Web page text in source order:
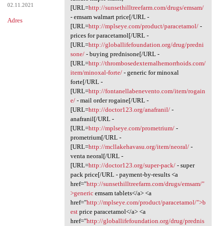
02.11.2021
Adres
[URL=http://sunsethilltreefarm.com/drugs/emsam/
- emsam walmart price[/URL -
[URL=http://mplseye.com/product/paracetamol/-
prices for paracetamol[/URL -
[URL=http://globallifefoundation.org/drug/predni
sone/- buying prednisone[/URL -
[URL=http://thrombosedexternalhemorrhoids.com/
item/minoxal-forte/- generic for minoxal
forte[/URL -
[URL=http://fontanellabenevento.com/item/rogain
e/- mail order rogaine[/URL -
[URL=http://doctor123.org/anafranil/-
anafranil[/URL -
[URL=http://mplseye.com/prometrium/-
prometrium[/URL -
[URL=http://mcllakehavasu.org/item/neoral/-
venta neoral[/URL -
[URL=http://doctor123.org/super-pack/- super
pack price[/URL - payment-by-results <a
href="http://sunsethilltreefarm.com/drugs/emsam/"
>genericemsam tablets</a> <a
href="http://mplseye.com/product/paracetamol/">b
estprice paracetamol</a> <a
href="http://globallifefoundation.org/drug/prednis